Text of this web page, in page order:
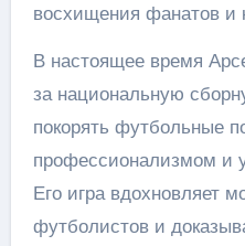
восхищения фанатов и
В настоящее время
за национальную
покорять футбольные
профессионализмом и
Его игра вдохновляет
футболистов и